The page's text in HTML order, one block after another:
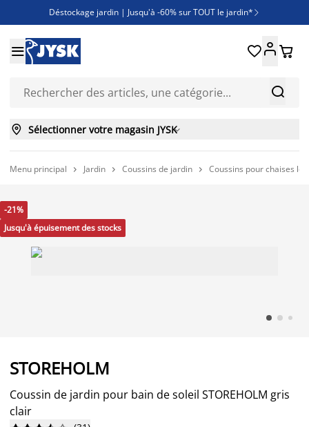
Déstockage jardin | Jusqu'à -60% sur TOUT le jardin* 
Jusqu'à -50% sur une sélection literie
Découvrez les nouveautés de la collection


 
 Sélectionner votre magasin JYSK
Menu principal  Jardin  Coussins de jardin  Coussins pour chaises
-21%
Jusqu'à épuisement des stocks
STOREHOLM
Coussin de jardin pour bain de soleil STOREHOLM gris
clair